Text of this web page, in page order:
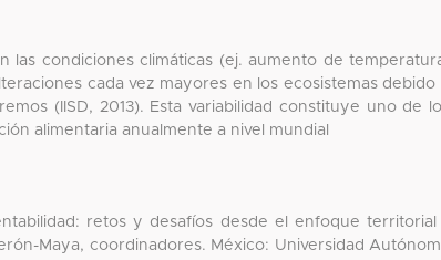
las condiciones climáticas (ej. aumento de
cada vez mayores en los ecosistemas debido
(IISD, 2013). Esta variabilidad constituye uno de
alimentaria anualmente a nivel mundial
retos y desafíos desde el enfoque
Maya, coordinadores. México: Universidad